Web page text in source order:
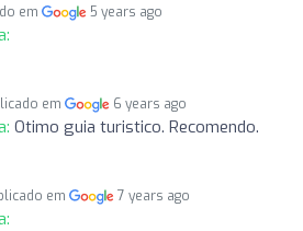
em 5 years ago
em 6 years ago
Otimo guia turistico. Recomendo.
em 7 years ago